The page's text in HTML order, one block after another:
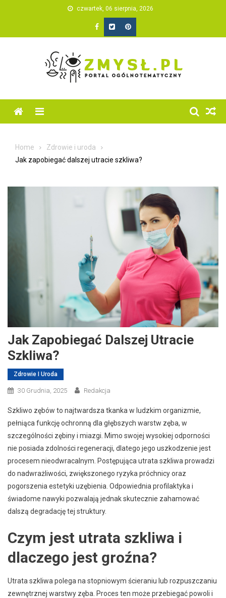
czwartek, 06 sierpnia, 2026
Home
Zdrowie i uroda
Jak zapobiegać dalszej utracie szkliwa?
Jak Zapobiegać Dalszej Utracie
Szkliwa?
Zdrowie I Uroda
30 Grudnia, 2025 Redakcja
Szkliwo zębów to najtwardsza tkanka w ludzkim organizmie,
pełniąca funkcję ochronną dla głębszych warstw zęba, w
szczególności zębiny i miazgi. Mimo swojej wysokiej odporności
nie posiada zdolności regeneracji, dlatego jego uszkodzenie jest
procesem nieodwracalnym. Postępująca utrata szkliwa prowadzi
do nadwrażliwości, zwiększonego ryzyka próchnicy oraz
pogorszenia estetyki uzębienia. Odpowiednia profilaktyka i
świadome nawyki pozwalają jednak skutecznie zahamować
dalszą degradację tej struktury.
Czym jest utrata szkliwa i
dlaczego jest groźna?
Utrata szkliwa polega na stopniowym ścieraniu lub rozpuszczaniu
zewnętrznej warstwy zęba. Proces ten może przebiegać powoli i